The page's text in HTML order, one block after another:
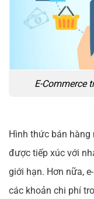
E-Commerce
Hình thức bán
được tiếp xúc với
giới hạn. Hơn nữa,
các khoản chi phí